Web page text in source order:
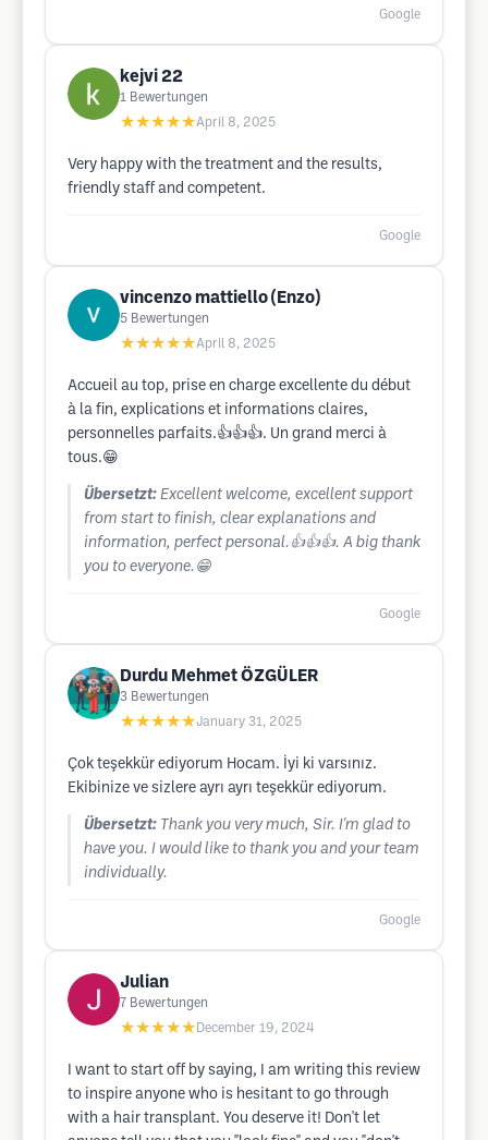
Google
kejvi 22
1 Bewertungen
★★★★★April 8, 2025
Very happy with the treatment and the results,
friendly staff and competent.
Google
vincenzo mattiello (Enzo)
5 Bewertungen
★★★★★April 8, 2025
Accueil au top, prise en charge excellente du début
à la fin, explications et informations claires,
personnelles parfaits.👍👍👍. Un grand merci à
tous.😁
Übersetzt: Excellent welcome, excellent support
from start to finish, clear explanations and
information, perfect personal.👍👍👍. A big thank
you to everyone.😁
Google
Durdu Mehmet ÖZGÜLER
3 Bewertungen
★★★★★January 31, 2025
Çok teşekkür ediyorum Hocam. İyi ki varsınız.
Ekibinize ve sizlere ayrı ayrı teşekkür ediyorum.
Übersetzt: Thank you very much, Sir. I'm glad to
have you. I would like to thank you and your team
individually.
Google
Julian
7 Bewertungen
★★★★★ December 19, 2024
I want to start off by saying, I am writing this review
to inspire anyone who is hesitant to go through
with a hair transplant. You deserve it! Don't let